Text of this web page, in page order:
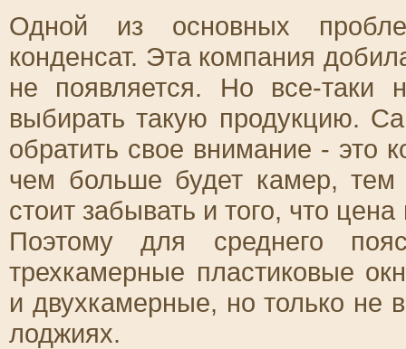
Одной из основных
конденсат. Эта компания
не появляется. Но все-таки
выбирать такую продукцию.
обратить свое внимание - это
чем больше будет камер,
стоит забывать и того, что
Поэтому для среднего
трехкамерные пластиковые
и двухкамерные, но только не
лоджиях.